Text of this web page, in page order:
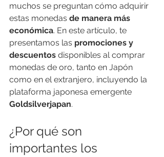
muchos se preguntan cómo adquirir
estas monedas de manera más
económica. En este artículo, te
presentamos las promociones y
descuentos disponibles al comprar
monedas de oro, tanto en Japón
como en el extranjero, incluyendo la
plataforma japonesa emergente
Goldsilverjapan.
¿Por qué son
importantes los